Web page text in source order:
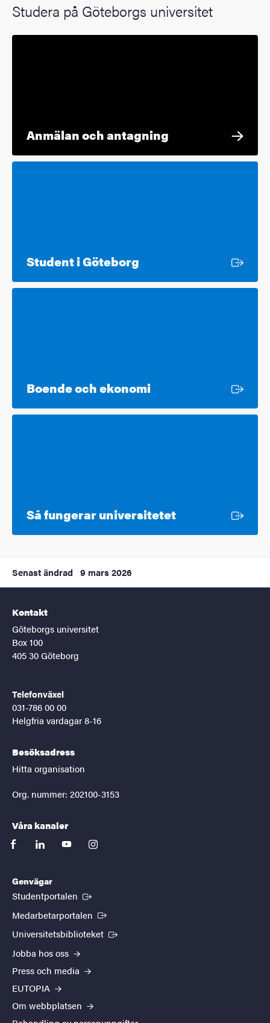
Studera på Göteborgs universitet
Anmälan och antagning
Student i Göteborg
Boende och ekonomi
Så fungerar universitetetExtern länk
Senast ändrad 9 mars 2026
Kontakt
Göteborgs universitet
Box 100
405 30 Göteborg
Telefonväxel
031-786 00 00
Helgfria vardagar 8-16
Besöksadress
Hitta organisation
Org. nummer: 202100-3153
Våra kanaler
facebooklinkedinyoutubeinstagram
Genvägar
Studentportalen (Extern länk)
Medarbetarportalen (Extern länk)
Universitetsbiblioteket (Extern länk)
Jobba hos oss
Press och media
EUTOPIA
Om webbplatsen